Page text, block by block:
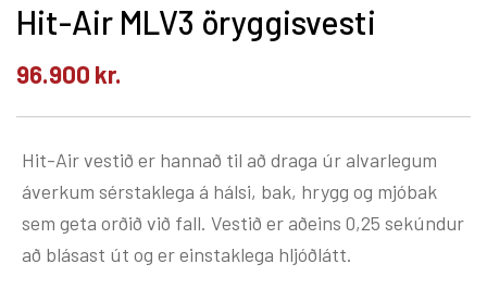
Hit-Air MLV3 öryggisvesti
96.900 kr.
Hit-Air vestið er hannað til að draga úr alvarlegum
áverkum sérstaklega á hálsi, bak, hrygg og mjóbak
sem geta orðið við fall. Vestið er aðeins 0,25 sekúndur
að blásast út og er einstaklega hljóðlátt.